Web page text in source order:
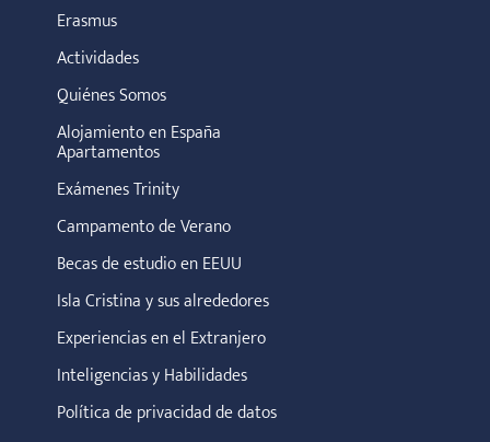
Erasmus
Actividades
Quiénes Somos
Alojamiento en España
Apartamentos
Exámenes Trinity
Campamento de Verano
Becas de estudio en EEUU
Isla Cristina y sus alrededores
Experiencias en el Extranjero
Inteligencias y Habilidades
Política de privacidad de datos